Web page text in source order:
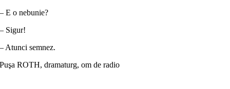
– E o nebunie?
– Sigur!
– Atunci semnez.
Puşa ROTH, dramaturg, om de radio